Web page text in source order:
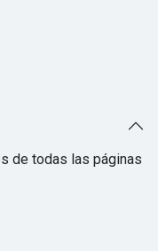
de todas las páginas